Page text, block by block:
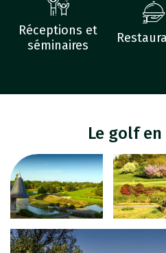
Réceptions et
séminaires
Le golf